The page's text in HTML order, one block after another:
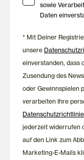
verschiedene
Wenn du
Guide hilfreiche
und die richtige
sowie
Daten
* Mit Deiner
unsere
einverstanden, dass
Zusendung des
oder Gewinnspielen
verarbeiten Ihre
Datenschutzrichtlinie
jederzeit widerrufen
auf den Link zum
Marketing-E-Mails